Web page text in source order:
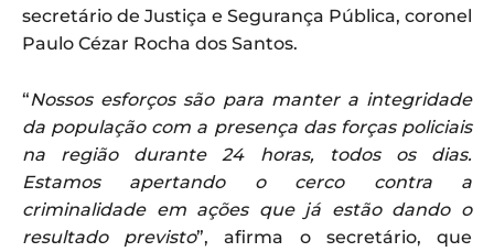
secretário de Justiça e Segurança Pública, coronel
Paulo Cézar Rocha dos Santos.
“Nossos esforços são para manter a integridade
da população com a presença das forças policiais
na região durante 24 horas, todos os dias.
Estamos apertando o cerco contra a
criminalidade em ações que já estão dando o
resultado previsto”, afirma o secretário, que